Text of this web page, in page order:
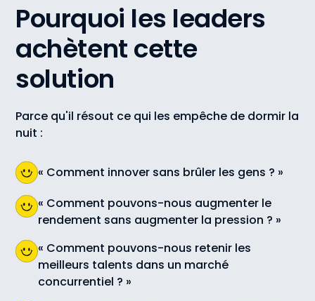
Pourquoi les leaders
achètent cette
solution
Parce qu'il résout ce qui les empêche de dormir la
nuit :
« Comment innover sans brûler les gens ? »
« Comment pouvons-nous augmenter le
rendement sans augmenter la pression ? »
« Comment pouvons-nous retenir les
meilleurs talents dans un marché
concurrentiel ? »